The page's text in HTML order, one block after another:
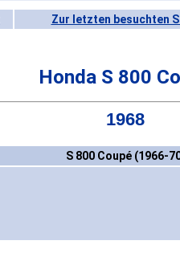
Zur letzten besuchten
Honda S 800
1968
S 800 Coupé (1966-